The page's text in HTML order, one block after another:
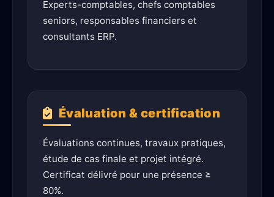
Experts-comptables, chefs comptables
seniors, responsables financiers et
consultants ERP.
Évaluation & certification
Évaluations continues, travaux pratiques,
étude de cas finale et projet intégré.
Certificat délivré pour une présence ≥
80%.